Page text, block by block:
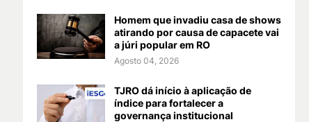
Homem que invadiu casa de shows
atirando por causa de capacete vai
a júri popular em RO
Agosto 04, 2026
TJRO dá início à aplicação de
índice para fortalecer a
governança institucional